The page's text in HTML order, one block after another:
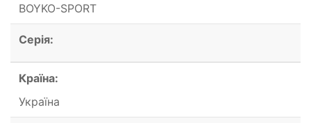
BOYKO-SPORT
Серія:
Країна:
Україна